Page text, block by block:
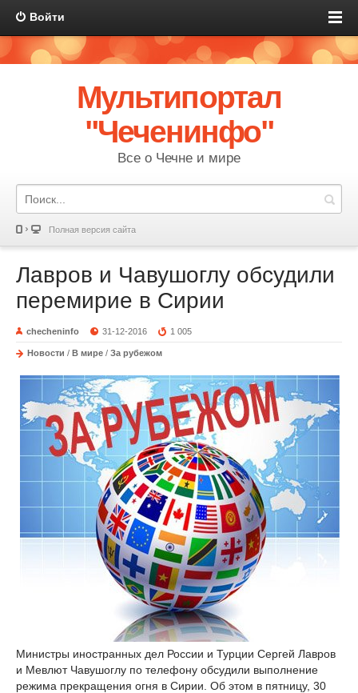
Войти
Мультипортал
"Чеченинфо"
Все о Чечне и мире
Полная версия сайта
Лавров и Чавушоглу обсудили
перемирие в Сирии
checheninfo 31-12-2016 1 005
Новости / В мире / За рубежом
Министры иностранных дел России и Турции Сергей Лавров
и Мевлют Чавушоглу по телефону обсудили выполнение
режима прекращения огня в Сирии. Об этом в пятницу, 30